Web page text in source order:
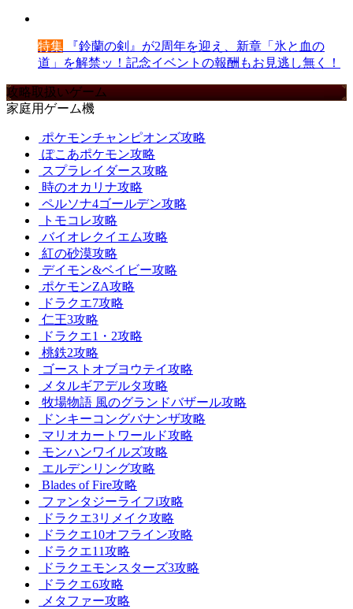
特集 『鈴蘭の剣』が2周年を迎え、新章「氷と血の
道」を解禁ッ！記念イベントの報酬もお見逃し無く！
攻略取扱いゲーム
家庭用ゲーム機
ポケモンチャンピオンズ攻略
ぽこあポケモン攻略
スプラレイダース攻略
時のオカリナ攻略
ペルソナ4ゴールデン攻略
トモコレ攻略
バイオレクイエム攻略
紅の砂漠攻略
デイモン&ベイビー攻略
ポケモンZA攻略
ドラクエ7攻略
仁王3攻略
ドラクエ1・2攻略
桃鉄2攻略
ゴーストオブヨウテイ攻略
メタルギアデルタ攻略
牧場物語 風のグランドバザール攻略
ドンキーコングバナンザ攻略
マリオカートワールド攻略
モンハンワイルズ攻略
エルデンリング攻略
Blades of Fire攻略
ファンタジーライフi攻略
ドラクエ3リメイク攻略
ドラクエ10オフライン攻略
ドラクエ11攻略
ドラクエモンスターズ3攻略
ドラクエ6攻略
メタファー攻略